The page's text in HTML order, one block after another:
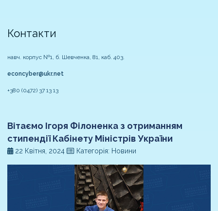
Контакти
навч. корпус №1, б. Шевченка, 81, каб. 403.
econcyber@ukr.net
+380 (0472) 37 13 13
Вітаємо Ігоря Філоненка з отриманням
стипендії Кабінету Міністрів України
22 Квітня, 2024 Категорія: Новини